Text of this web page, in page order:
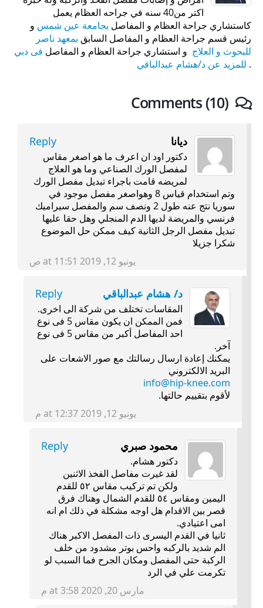
اكتر من40 سنه في جراحه العظام يعمل
كاستشاري جراحة العظام و المفاصل بجامعة عين شمس و
رئيس قسم جراحة العظام و المفاصل السابق بمعهد ناصر
للبحوث و العلاج و استشاري جراحة العظام و المفاصل فى دبي
. للمزيد عن د/هشام عبدالباقي
Comments (10)
ديانا Reply
دكتور اود ان اعرف ما هو اصغر مقاس
لمفصل الورك الصناعي وما هو العلاج
لمريضه قامت باجراء تبديل مفصل الورك
وتم استخدام قياس 8 وهواصغر مفصل موجود في
سوريا نتج عنه طول 2 ونصف سم والمفصل سيراميك
فرنسي والمريضة لديها الدم المنجلي وهل حقا عليها
تبديل مفصل الرجل الثانية كيف ممكن حل الموضوع
شكرا جزيلا
يونيو 12, 2019 at 11:51 ص
د/ هشام عبدالباقي Reply
المقاسات تختلف من شركة الى اخرى.
فمن الممكن ان يكون مقاس 5 فى نوع
احد المفاصل أكبر من مقاس 5 فى نوع
آخر.
يمكنك إعادة ارسال رسالتك مع صور الاشعات على
البريد الالكتروني
info@hip-knee.com
لأقوم بتقييم حالتها.
يونيو 12, 2019 at 12:37 م
محمود صبري Reply
دكتور هشام.
لقد غيرت مفاصل الفخذ الاثنين
ولكن تم تركيب مقاس ٥٢ للقدم
اليمين ومقاس ٥٤ للقدم الشمال وهناك فرق
قصر بين الاقدام هل اوجه مشكلة في ذلك ام انه
امى اعتيادي.
ثانيا في القدم اليسرى ذات المفصل الاكبر هناك
الم شديد بالركبه واحس بوتر مشدود من خلف
الركبة حتى المفصل ومكان الجرح فما السبب لو
تكرمت علي في الرد
مارس 20, 2020 at 3:58 م